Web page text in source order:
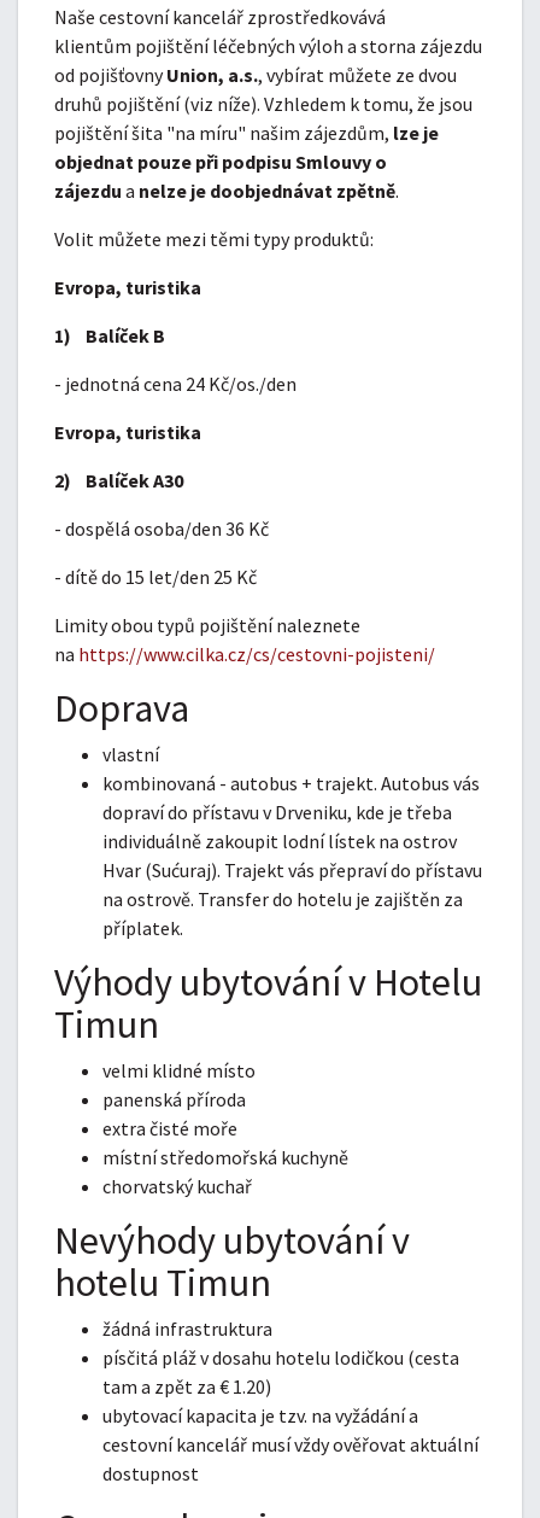
Naše cestovní kancelář zprostředkovává
klientům pojištění léčebných výloh a storna zájezdu
od pojišťovnyUnion, a.s., vybírat můžete ze dvou
druhů pojištění (viz níže). Vzhledem k tomu, že jsou
pojištění šita "na míru" našim zájezdům, lze je
objednat pouze při podpisu Smlouvy o
zájezdu a nelze je doobjednávat zpětně.
Volit můžete mezi těmi typy produktů:
Evropa, turistika
1) Balíček B
- jednotná cena 24 Kč/os./den
Evropa, turistika
2) Balíček A30
- dospělá osoba/den 36 Kč
- dítě do 15 let/den 25 Kč
Limity obou typů pojištění naleznete
na https://www.cilka.cz/cs/cestovni-pojisteni/
Doprava
vlastní
kombinovaná - autobus + trajekt. Autobus vás
dopraví do přístavu v Drveniku, kde je třeba
individuálně zakoupit lodní lístek na ostrov
Hvar (Sućuraj). Trajekt vás přepraví do přístavu
na ostrově. Transfer do hotelu je zajištěn za
příplatek.
Výhody ubytování v Hotelu
Timun
velmi klidné místo
panenská příroda
extra čisté moře
místní středomořská kuchyně
chorvatský kuchař
Nevýhody ubytování v
hotelu Timun
žádná infrastruktura
písčitá pláž v dosahu hotelu lodičkou (cesta
tam a zpět za € 1.20)
ubytovací kapacita je tzv. na vyžádání a
cestovní kancelář musí vždy ověřovat aktuální
dostupnost